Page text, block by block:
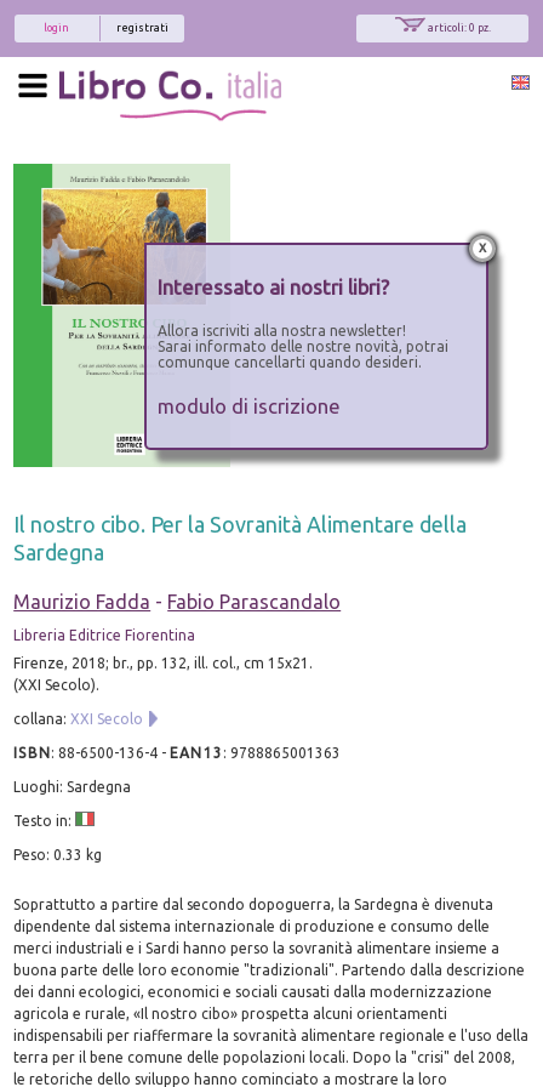
articoli: 0 pz.
registrati
login
Il nostro cibo. Per la Sovranità Alimentare della
Sardegna
Maurizio Fadda - Fabio Parascandalo
Libreria Editrice Fiorentina
Firenze, 2018; br., pp. 132, ill. col., cm 15x21.
(XXI Secolo).
collana:XXI Secolo
ISBN:88-6500-136-4 - EAN13 :9788865001363
Luoghi: Sardegna
Testo in:
Peso: 0.33 kg
Soprattutto a partire dal secondo dopoguerra, la Sardegna è divenuta
dipendente dal sistema internazionale di produzione e consumo delle
merci industriali e i Sardi hanno perso la sovranità alimentare insieme a
buona parte delle loro economie "tradizionali". Partendo dalla descrizione
dei danni ecologici, economici e sociali causati dalla modernizzazione
agricola e rurale, «Il nostro cibo» prospetta alcuni orientamenti
indispensabili per riaffermare la sovranità alimentare regionale e l'uso della
terra per il bene comune delle popolazioni locali. Dopo la "crisi" del 2008,
le retoriche dello sviluppo hanno cominciato a mostrare la loro
x
Interessato ai nostri libri?
Allora iscriviti alla nostra newsletter!
Sarai informato delle nostre novità, potrai
comunque cancellarti quando desideri.
modulo di iscrizione